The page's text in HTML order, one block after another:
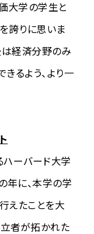
大学の学生と
誇りに思いま
は経済分野のみ
るよう、より一
ハーバード大学
年に、本学の学
えたことを大
立者が拓かれた